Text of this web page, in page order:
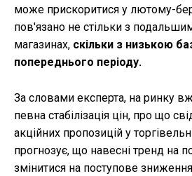
може прискоритися у лютому-
пов'язано не стільки з
магазинах, скільки з низькою
попереднього періоду.
За словами експерта, на ринку
певна стабілізація цін, про що
акційних пропозицій у
прогнозує, що навесні тренд на
змінитися на поступове